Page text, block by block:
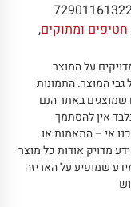
חטיפים ומתוקים,
על המוצר
גבי המוצר.התמונות
שמוצגים באתר הנם
אין להסתמך
אי – התאמות או
מדויק אודות כל מוצר
שמופיע על האריזה